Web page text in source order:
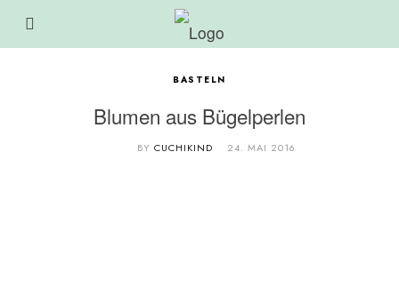
BASTELN
Blumen aus Bügelperlen
BY CUCHIKIND 24. MAI 2016